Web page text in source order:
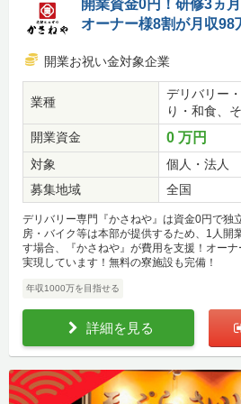
開業資金0円！研修3ヵ
オーナー様8割が月収98
開業お祝い金対象企業
業種
デリバリー
り・和食、
開業資金
0 万円
対象
個人・法人
募集地域
全国
デリバリー専門『かさねや』は資金0円で独
房・バイク等は本部が提供するため、1人開
す場合、『かさねや』が費用を支援！オー
実現しています！無料の寮施設も完備！
年収1000万を目指せる
詳細を見る